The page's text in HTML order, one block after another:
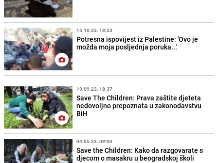
15.10.23. 18:23
Potresna ispovijest iz Palestine: 'Ovo je
možda moja posljednja poruka...'
19.09.23. 18:37
Save The Children: Prava zaštite djeteta
nedovoljno prepoznata u zakonodavstvu
BiH
04.05.23. 09:00
Save the Children: Kako da razgovarate s
djecom o masakru u beogradskoj školi